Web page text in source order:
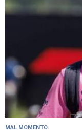
MAL MOMENTO